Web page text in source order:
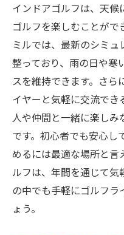
インドアゴルフは、天候
ゴルフを楽しむことがで
ミルでは、最新のシミ
整っており、雨の日や寒
スを維持できます。さら
イヤーと気軽に交流でき
人や仲間と一緒に楽し
です。初心者でも安心し
めるには最適な場所と言
ルフは、年間を通じて
の中でも手軽にゴルフラ
ょう。